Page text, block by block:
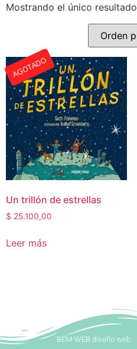
Mostrando el único resultado
AGOTADO
Un trillón de estrellas
$ 25.100,00
Leer más
BEM-WEB diseño web.